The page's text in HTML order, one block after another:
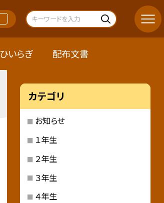
ひいらぎ 配布文書
カテゴリ
お知らせ
１年生
２年生
３年生
４年生